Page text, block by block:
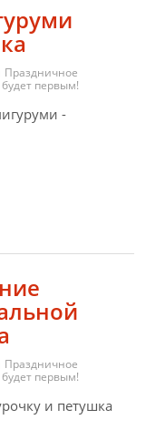
Праздничное
первым!
-
Праздничное
первым!
и петушка